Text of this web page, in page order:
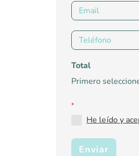
Total
Primero
*
He leído y
Enviar